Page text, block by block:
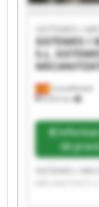
Castellbisbal
9,423 km
SISTEMES I
SISTEMES I
S.L.
Información
de
SISTEMES I